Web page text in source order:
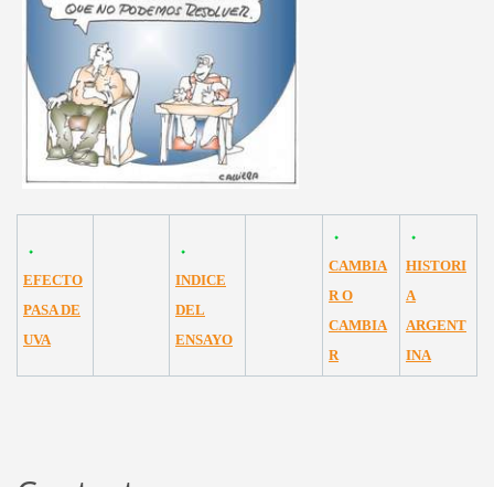
EFECTO
PASA DE
UVA
INDICE
DEL
ENSAYO
CAMBIA
R O
CAMBIA
R
HISTORI
A
ARGENT
INA